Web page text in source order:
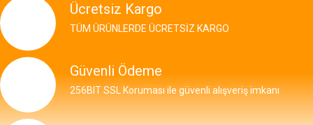
Ücretsiz Kargo
TÜM ÜRÜNLERDE ÜCRETSİZ KARGO
Güvenli Ödeme
256BIT SSL Koruması ile güvenli alışveriş imkanı